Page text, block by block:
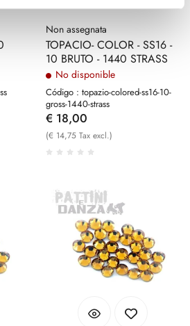
Non assegnata
TOPACIO- COLOR - SS16 -
10 BRUTO - 1440 STRASS
No disponible
Código : topazio-colored-ss16-10-
gross-1440-strass
€ 18,00
(€ 14,75 Tax excl.)